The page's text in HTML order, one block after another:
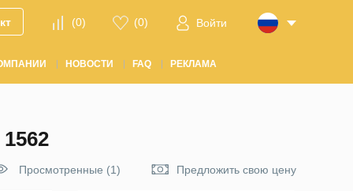
(0) (0) Войти
НОВОСТИ FAQ РЕКЛАМА
Просмотренные (1) Предложить свою цену